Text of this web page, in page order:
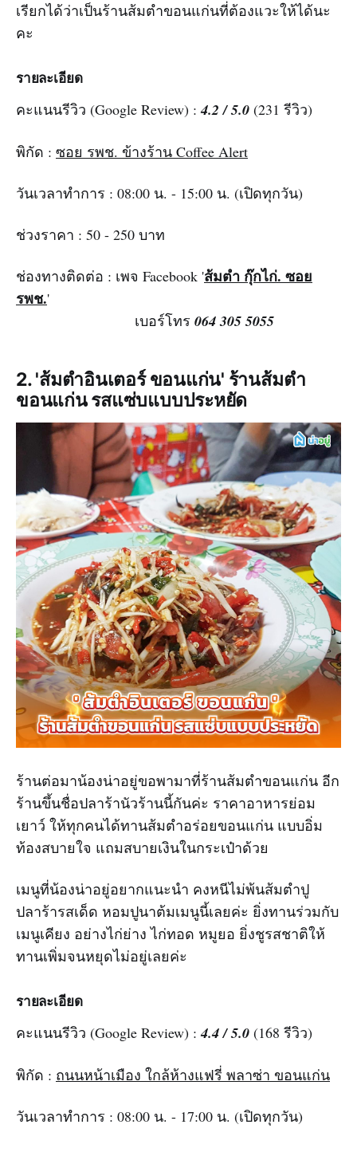
เรียกได้ว่าเป็นร้านส้มตำขอนแก่นที่ต้องแวะให้ได้นะ
คะ
รายละเอียด
คะแนนรีวิว (Google Review) :4.2 / 5.0 (231 รีวิว)
พิกัด : ซอย รพช. ข้างร้าน Coffee Alert
วันเวลาทำการ : 08:00 น. - 15:00 น. (เปิดทุกวัน)
ช่วงราคา : 50 - 250 บาท
ช่องทางติดต่อ : เพจ Facebook 'ส้มตำ กุ๊กไก่. ซอย
รพช.'
เบอร์โทร 064 305 5055
2. 'ส้มตําอินเตอร์ ขอนแก่น' ร้านส้มตำ
ขอนแก่น รสแซ่บแบบประหยัด
ร้านต่อมาน้องน่าอยู่ขอพามาที่ร้านส้มตำขอนแก่น อีก
ร้านขึ้นชื่อปลาร้านัวร้านนี้กันค่ะ ราคาอาหารย่อม
เยาว์ ให้ทุกคนได้ทานส้มตำอร่อยขอนแก่น แบบอิ่ม
ท้องสบายใจ แถมสบายเงินในกระเป๋าด้วย
เมนูที่น้องน่าอยู่อยากแนะนำ คงหนีไม่พ้นส้มตำปู
ปลาร้ารสเด็ด หอมปูนาต้มเมนูนี้เลยค่ะ ยิ่งทานร่วมกับ
เมนูเคียง อย่างไก่ย่าง ไก่ทอด หมูยอ ยิ่งชูรสชาติให้
ทานเพิ่มจนหยุดไม่อยู่เลยค่ะ
รายละเอียด
คะแนนรีวิว (Google Review) :4.4 / 5.0 (168 รีวิว)
พิกัด : ถนนหน้าเมือง ใกล้ห้างแฟรี่ พลาซ่า ขอนแก่น
วันเวลาทำการ : 08:00 น. - 17:00 น. (เปิดทุกวัน)